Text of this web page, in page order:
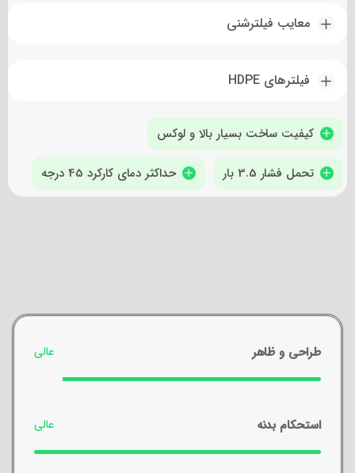
معایب فیلترشنی
فیلترهای HDPE
کیفیت ساخت بسیار بالا و لوکس
تحمل فشار 3.5 بار حداکثر دمای کارکرد 45 درجه
طراحی و ظاهر
استحکام بدنه